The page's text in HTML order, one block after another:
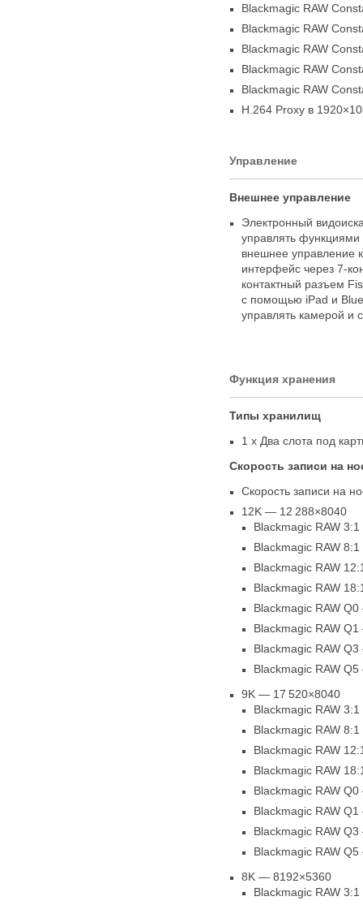
Blackmagic RAW
Blackmagic RAW
Blackmagic RAW
Blackmagic RAW
Blackmagic RAW
H.264 Proxy в
Управление
Внешнее управление
Электронный
управлять
внешнее управление
интерфейс через 7-
контактный разъем
с помощью iPad и
управлять камерой и
Функция хранения
Типы хранилищ
1 x Два слота под
Скорость записи на
Скорость записи на
12K — 12 288×8040
Blackmagic RAW
Blackmagic RAW
Blackmagic RAW
Blackmagic RAW
Blackmagic RAW
Blackmagic RAW
Blackmagic RAW
Blackmagic RAW
9K — 17 520×8040
Blackmagic RAW
Blackmagic RAW
Blackmagic RAW
Blackmagic RAW
Blackmagic RAW
Blackmagic RAW
Blackmagic RAW
Blackmagic RAW
8K — 8192×5360
Blackmagic RAW